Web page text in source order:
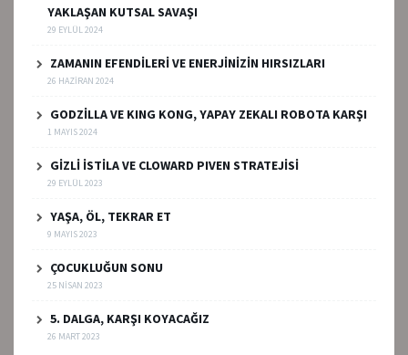
YAKLAŞAN KUTSAL SAVAŞI
29 EYLÜL 2024
ZAMANIN EFENDİLERİ VE ENERJİNİZİN HIRSIZLARI
26 HAZIRAN 2024
GODZİLLA VE KING KONG, YAPAY ZEKALI ROBOTA KARŞI
1 MAYIS 2024
GİZLİ İSTİLA VE CLOWARD PIVEN STRATEJİSİ
29 EYLÜL 2023
YAŞA, ÖL, TEKRAR ET
9 MAYIS 2023
ÇOCUKLUĞUN SONU
25 NISAN 2023
5. DALGA, KARŞI KOYACAĞIZ
26 MART 2023